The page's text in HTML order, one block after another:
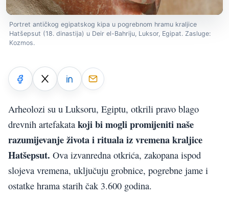
Portret antičkog egipatskog kipa u pogrebnom hramu kraljice
Hatšepsut (18. dinastija) u Deir el-Bahriju, Luksor, Egipat. Zasluge:
Kozmos.
Arheolozi su u Luksoru, Egiptu, otkrili pravo blago
drevnih artefakata koji bi mogli promijeniti naše
razumijevanje života i rituala iz vremena kraljice
Hatšepsut. Ova izvanredna otkrića, zakopana ispod
slojeva vremena, uključuju grobnice, pogrebne jame i
ostatke hrama starih čak 3.600 godina.